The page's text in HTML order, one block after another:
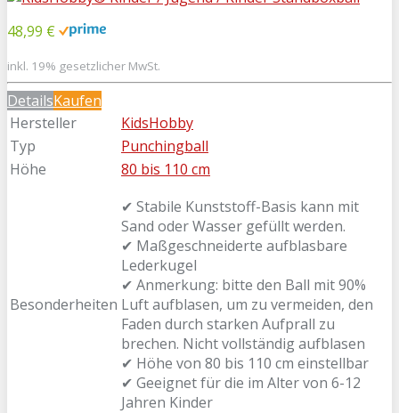
48,99 €
inkl. 19% gesetzlicher MwSt.
DetailsKaufen
Hersteller
KidsHobby
Typ
Punchingball
Höhe
80 bis 110 cm
Besonderheiten
✔ Stabile Kunststoff-Basis kann mit
Sand oder Wasser gefüllt werden.
✔ Maßgeschneiderte aufblasbare
Lederkugel
✔ Anmerkung: bitte den Ball mit 90%
Luft aufblasen, um zu vermeiden, den
Faden durch starken Aufprall zu
brechen. Nicht vollständig aufblasen
✔ Höhe von 80 bis 110 cm einstellbar
✔ Geeignet für die im Alter von 6-12
Jahren Kinder